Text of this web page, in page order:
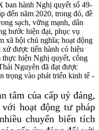
ban hành Nghị quyết số 49-
đến năm 2020, trong đó, đề
sạch, vững mạnh, dân
bước hiện đại, phục vụ
xã hội chủ nghĩa; hoạt động
xử được tiến hành có hiệu
thực hiện Nghị quyết, công
Nguyên đã đạt được
trọng vào phát triển kinh tế -
tâm của cấp uỷ đảng,
hoạt động tư pháp
chuyển biến tích